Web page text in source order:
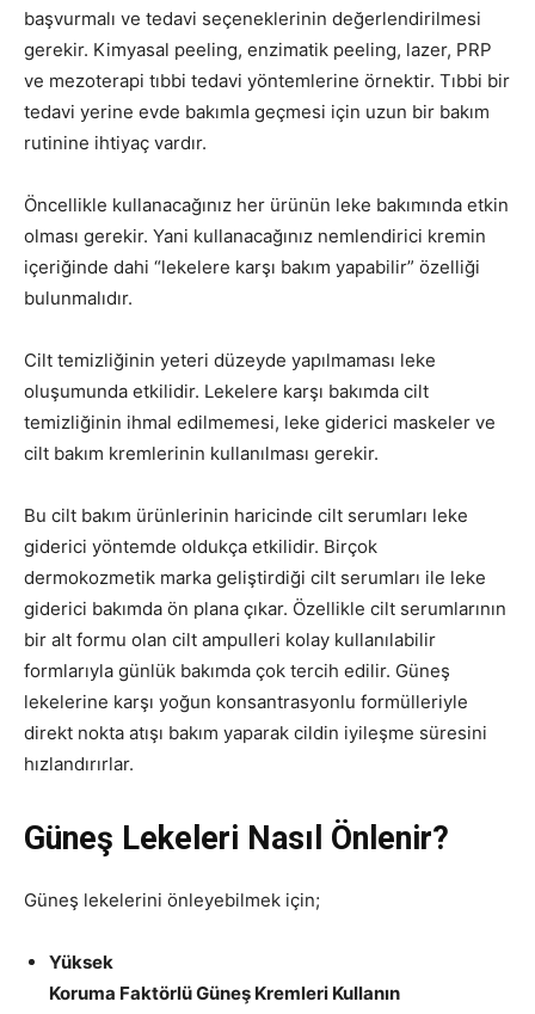
başvurmalı ve tedavi seçeneklerinin değerlendirilmesi
gerekir. Kimyasal peeling, enzimatik peeling, lazer, PRP
ve mezoterapi tıbbi tedavi yöntemlerine örnektir. Tıbbi bir
tedavi yerine evde bakımla geçmesi için uzun bir bakım
rutinine ihtiyaç vardır.
Öncellikle kullanacağınız her ürünün leke bakımında etkin
olması gerekir. Yani kullanacağınız nemlendirici kremin
içeriğinde dahi “lekelere karşı bakım yapabilir” özelliği
bulunmalıdır.
Cilt temizliğinin yeteri düzeyde yapılmaması leke
oluşumunda etkilidir. Lekelere karşı bakımda cilt
temizliğinin ihmal edilmemesi, leke giderici maskeler ve
cilt bakım kremlerinin kullanılması gerekir.
Bu cilt bakım ürünlerinin haricinde cilt serumları leke
giderici yöntemde oldukça etkilidir. Birçok
dermokozmetik marka geliştirdiği cilt serumları ile leke
giderici bakımda ön plana çıkar. Özellikle cilt serumlarının
bir alt formu olan cilt ampulleri kolay kullanılabilir
formlarıyla günlük bakımda çok tercih edilir. Güneş
lekelerine karşı yoğun konsantrasyonlu formülleriyle
direkt nokta atışı bakım yaparak cildin iyileşme süresini
hızlandırırlar.
Güneş Lekeleri Nasıl Önlenir?
Güneş lekelerini önleyebilmek için;
Yüksek
Koruma Faktörlü Güneş Kremleri Kullanın